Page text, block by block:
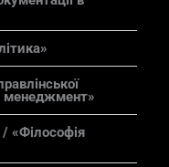
менеджмент»
«Філософія